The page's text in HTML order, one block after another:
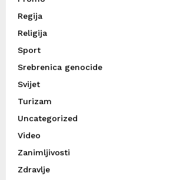
Regija
Religija
Sport
Srebrenica genocide
Svijet
Turizam
Uncategorized
Video
Zanimljivosti
Zdravlje